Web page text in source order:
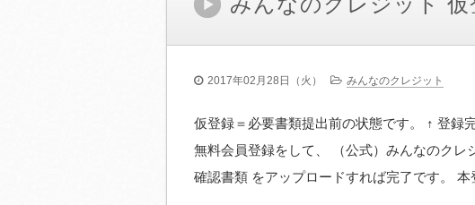
2017年02月28日（火） みんなのクレジット
仮登録＝必要書類提出前の状態です。 ↑ 登録
無料会員登録をして、 （公式）みんなのクレ
確認書類 をアップロードすれば完了です。